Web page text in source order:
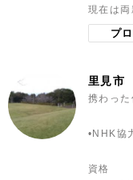
現在は
プ
里見市
携わっ
•NHK協
資格